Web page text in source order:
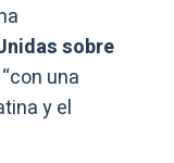
sobre
“con una
y el